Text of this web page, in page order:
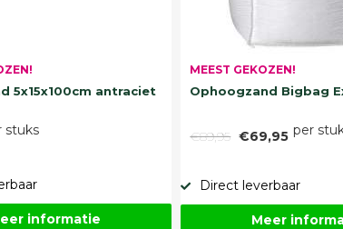
5x15x100cm antraciet
stuks
informatie
MEEST GEKOZEN!
Ophoogzand Bigbag
€89,95 €69,95 per
Direct leverbaar
Meer